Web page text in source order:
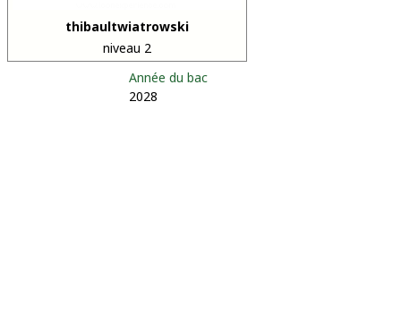
thibaultwiatrowski
niveau 2
Année du bac
2028